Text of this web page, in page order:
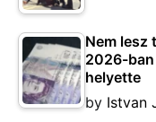
Nem lesz
2026-ban
helyette
by Istvan